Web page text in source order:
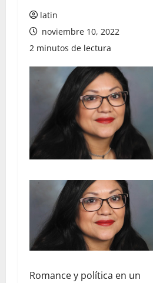
latin
noviembre 10, 2022
2 minutos de lectura
Romance y política en un